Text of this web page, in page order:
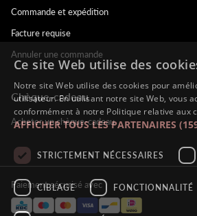
Commande et expédition
Facture requise
Annuler une commande
Chèque-cadeau
Acheter un chèque-cadeau
Paiement sécurisé avec
Ce site Web utilise des
Notre site Web utilise des cookies pour
utilisateur. En utilisant notre site Web, vous
conformément à notre Politique relative aux
AFFICHER TOUS LES PARTENAIRES
STRICTEMENT NÉCESSAIRES
CIBLAGE FONCTIONNALITÉ